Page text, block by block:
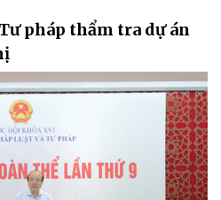
pháp thẩm tra dự án